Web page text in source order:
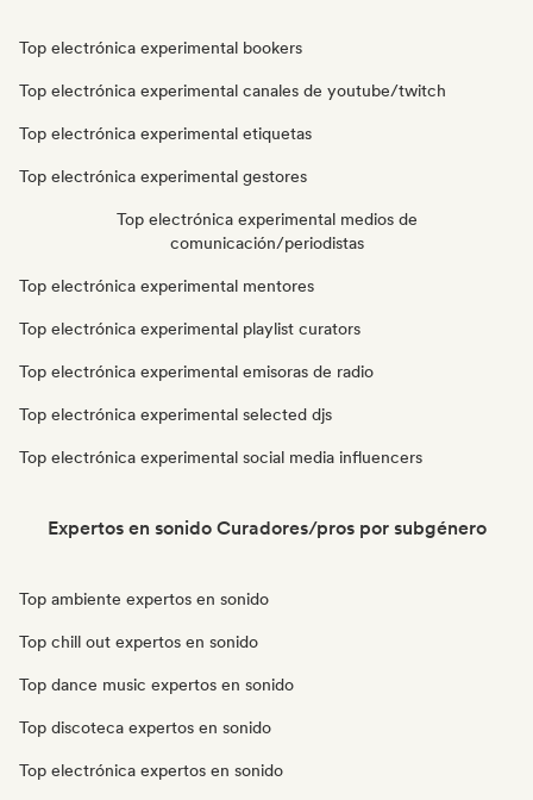
Top electrónica experimental bookers
Top electrónica experimental canales de youtube/twitch
Top electrónica experimental etiquetas
Top electrónica experimental gestores
Top electrónica experimental medios de
comunicación/periodistas
Top electrónica experimental mentores
Top electrónica experimental playlist curators
Top electrónica experimental emisoras de radio
Top electrónica experimental selected djs
Top electrónica experimental social media influencers
Expertos en sonido Curadores/pros por subgénero
Top ambiente expertos en sonido
Top chill out expertos en sonido
Top dance music expertos en sonido
Top discoteca expertos en sonido
Top electrónica expertos en sonido